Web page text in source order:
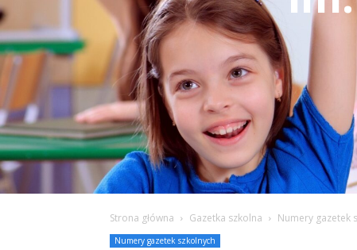
Strona główna Gazetka szkolna Numery gazetek
Numery gazetek szkolnych